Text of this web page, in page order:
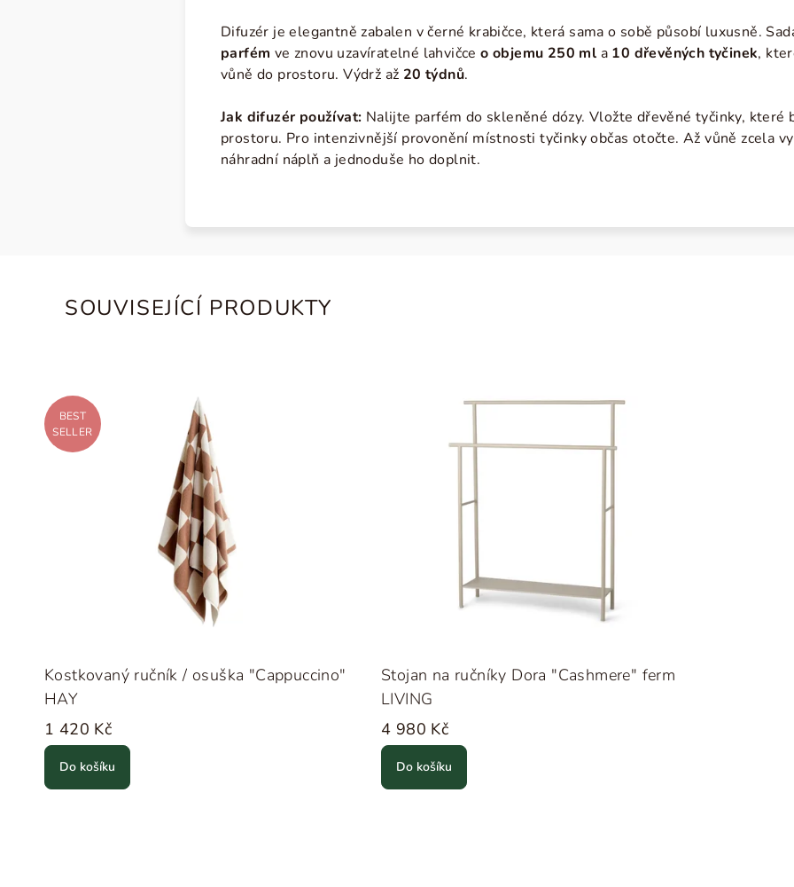
Difuzér je elegantně zabalen v černé krabičce, která sama o sobě působí luxusně.
parfém ve znovu uzavíratelné lahvičceo objemu 250 ml a 10 dřevěných tyčinek,
vůně do prostoru. Výdrž až 20 týdnů.
Jak difuzér používat: Nalijte parfém do skleněné dózy. Vložte dřevěné tyčinky,
prostoru. Pro intenzivnější provonění místnosti tyčinky občas otočte. Až vůně zcela
náhradní náplň a jednoduše ho doplnit.
SOUVISEJÍCÍ PRODUKTY
BEST
SELLER
Kostkovaný ručník / osuška "Cappuccino"
HAY
1 420 Kč
Do košíku
Stojan na ručníky Dora "Cashmere" ferm
LIVING
4 980 Kč
Do košíku